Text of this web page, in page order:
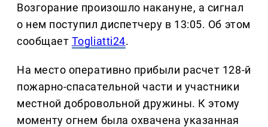
Возгорание произошло накануне, а сигнал
о нем поступил диспетчеру в 13:05. Об этом
сообщает Togliatti24.
На место оперативно прибыли расчет 128-й
пожарно-спасательной части и участники
местной добровольной дружины. К этому
моменту огнем была охвачена указанная